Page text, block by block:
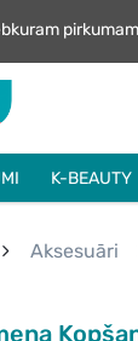
K-BEAUTY
Aksesuāri